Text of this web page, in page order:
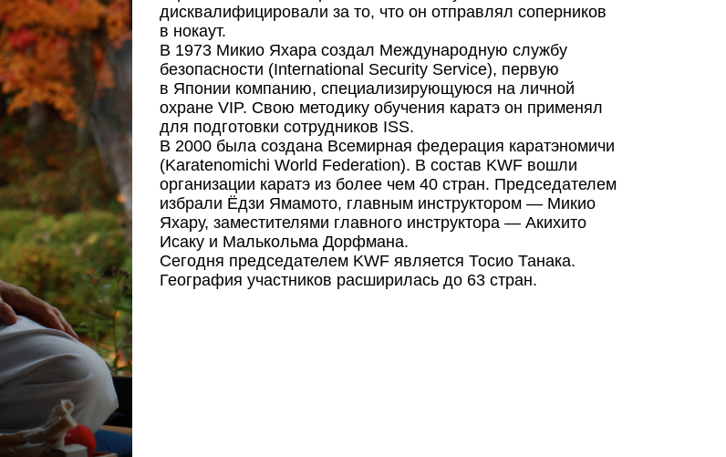
дисквалифицировали за то, что он отправлял соперников
в нокаут.
В 1973 Микио Яхара создал Международную службу
безопасности (International Security Service), первую
в Японии компанию, специализирующуюся на личной
охране VIP. Свою методику обучения каратэ он применял
для подготовки сотрудников ISS.
В 2000 была создана Всемирная федерация каратэномичи
(Karatenomichi World Federation). В состав KWF вошли
организации каратэ из более чем 40 стран. Председателем
избрали Ёдзи Ямамото, главным инструктором — Микио
Яхару, заместителями главного инструктора — Акихито
Исаку и Малькольма Дорфмана.
Сегодня председателем KWF является Тосио Танака.
География участников расширилась до 63 стран.